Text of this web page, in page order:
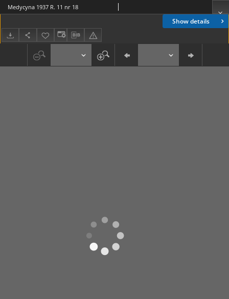
Show details
Medycyna 1937 R. 11 nr 18